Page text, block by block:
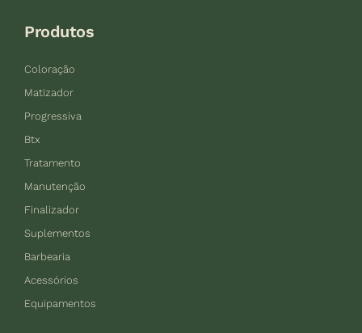
Produtos
Coloração
Matizador
Progressiva
Btx
Tratamento
Manutenção
Finalizador
Suplementos
Barbearia
Acessórios
Equipamentos